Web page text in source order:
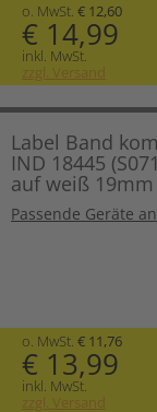
o. MwSt. € 12,60
€ 14,99
inkl. MwSt.
zzgl. Versand
Label Band
IND 18445
auf weiß
Passende Geräte
o. MwSt. € 11,76
€ 13,99
inkl. MwSt.
zzgl. Versand